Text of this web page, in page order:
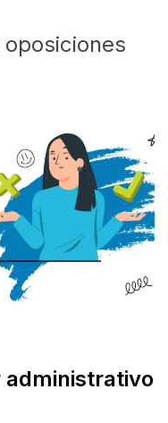
administrativo